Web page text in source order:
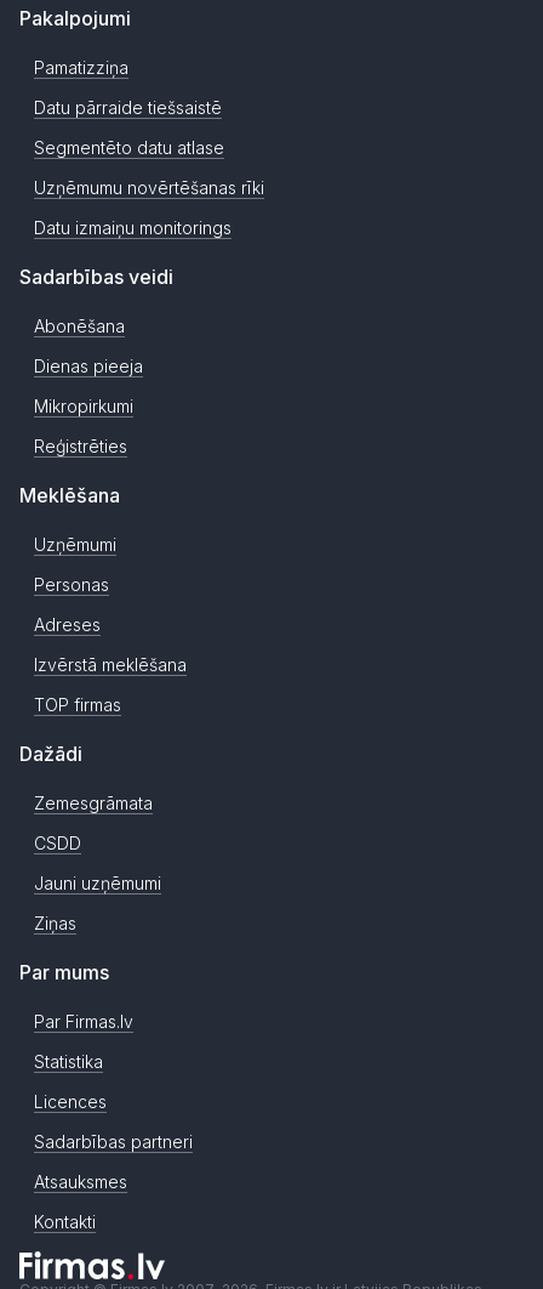
Pakalpojumi
Pamatizziņa
Datu pārraide tiešsaistē
Segmentēto datu atlase
Uzņēmumu novērtēšanas rīki
Datu izmaiņu monitorings
Sadarbības veidi
Abonēšana
Dienas pieeja
Mikropirkumi
Reģistrēties
Meklēšana
Uzņēmumi
Personas
Adreses
Izvērstā meklēšana
TOP firmas
Dažādi
Zemesgrāmata
CSDD
Jauni uzņēmumi
Ziņas
Par mums
Par Firmas.lv
Statistika
Licences
Sadarbības partneri
Atsauksmes
Kontakti